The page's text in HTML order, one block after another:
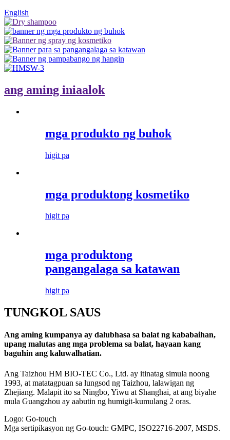
English
ang aming iniaalok
mga produkto ng buhok
higit pa
mga produktong kosmetiko
higit pa
mga produktong
pangangalaga sa katawan
higit pa
TUNGKOL SAUS
Ang aming kumpanya ay dalubhasa sa balat ng kababaihan,
upang malutas ang mga problema sa balat, hayaan kang
baguhin ang kaluwalhatian.
Ang Taizhou HM BIO-TEC Co., Ltd. ay itinatag simula noong
1993, at matatagpuan sa lungsod ng Taizhou, lalawigan ng
Zhejiang. Malapit ito sa Ningbo, Yiwu at Shanghai, at ang biyahe
mula Guangzhou ay aabutin ng humigit-kumulang 2 oras.
Logo: Go-touch
Mga sertipikasyon ng Go-touch: GMPC, ISO22716-2007, MSDS.